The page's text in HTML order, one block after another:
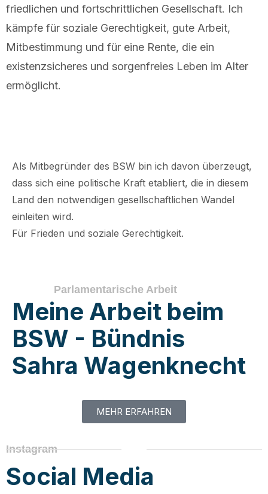
friedlichen und fortschrittlichen Gesellschaft. Ich
kämpfe für soziale Gerechtigkeit, gute Arbeit,
Mitbestimmung und für eine Rente, die ein
existenzsicheres und sorgenfreies Leben im Alter
ermöglicht.
Als Mitbegründer des BSW bin ich davon überzeugt,
dass sich eine politische Kraft etabliert, die in diesem
Land den notwendigen gesellschaftlichen Wandel
einleiten wird.
Für Frieden und soziale Gerechtigkeit.
Parlamentarische Arbeit
Meine Arbeit beim
BSW - Bündnis
Sahra Wagenknecht
MEHR ERFAHREN
Instagram
Social Media